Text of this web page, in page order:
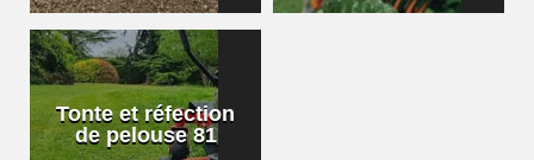
Tonte et réfection
de pelouse 81